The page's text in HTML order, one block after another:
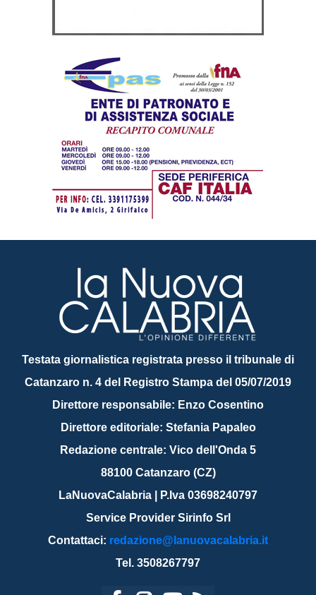
Testata giornalistica registrata presso il tribunale di
Catanzaro n. 4 del Registro Stampa del 05/07/2019
Direttore responsabile: Enzo Cosentino
Direttore editoriale: Stefania Papaleo
Redazione centrale: Vico dell'Onda 5
88100 Catanzaro (CZ)
LaNuovaCalabria | P.Iva 03698240797
Service Provider Sirinfo Srl
Contattaci: redazione@lanuovacalabria.it
Tel. 3508267797